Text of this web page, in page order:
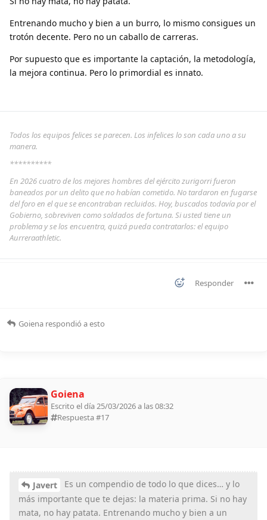
Entrenando mucho y bien a un burro, lo mismo consigues un
trotón decente. Pero no un caballo de carreras.
Por supuesto que es importante la captación, la metodología,
la mejora continua. Pero lo primordial es innato.
Todos los equipos felices se parecen. Los infelices lo son cada uno a su
manera.
**********
En 2026 cuatro de los mejores hombres del ejército zurigorri fueron
baneados por un delito que no habían cometido. No tardaron en fugarse
del foro en el que se encontraban recluidos. Hoy, buscados todavía por el
Gobierno, sobreviven como soldados de fortuna. Si usted tiene un
problema y se los encuentra, quizá pueda contratarlos: el equipo
Aurreraathletic.
Responder
Goiena respondió a esto
Goiena
Escrito el día 25/03/2026 a las 08:32
Respuesta #17
Javert
Es un compendio de todo lo que dices… y lo
más importante que te dejas: la materia prima. Si no hay
mata, no hay patata. Entrenando mucho y bien a un